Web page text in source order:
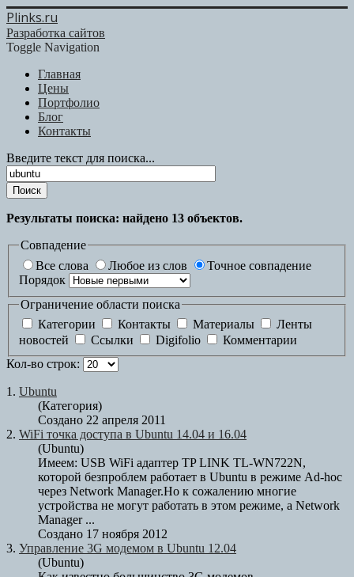
Plinks.ru
Разработка сайтов
Toggle Navigation
Главная
Цены
Портфолио
Блог
Контакты
Введите текст для поиска...
Поиск
Результаты поиска: найдено 13 объектов.
Совпадение
Все слова
Любое из слов
Точное совпадение
Порядок
Ограничение области поиска
Категории
Контакты Материалы
новостей
Ссылки Digifolio
Комментарии
Кол-во строк:
1. Ubuntu
(Категория)
Создано 22 апреля 2011
2. WiFi точка доступа в Ubuntu 14.04 и 16.04
(Ubuntu)
Имеем: USB WiFi адаптер TP LINK TL-WN722N,
которой безпроблем работает в Ubuntu в режиме Ad-hoc
через Network Manager.Но к сожалению многие
устройства не могут работать в этом режиме, а Network
Manager ...
Создано 17 ноября 2012
3. Управление 3G модемом в Ubuntu 12.04
(Ubuntu)